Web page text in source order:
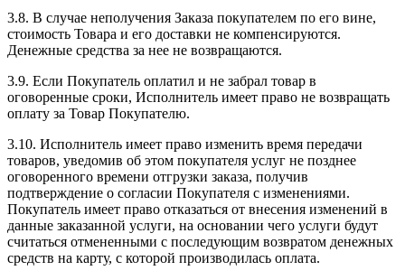
3.8. В случае неполучения Заказа покупателем по его вине,
стоимость Товара и его доставки не компенсируются.
Денежные средства за нее не возвращаются.
3.9. Если Покупатель оплатил и не забрал товар в
оговоренные сроки, Исполнитель имеет право не возвращать
оплату за Товар Покупателю.
3.10. Исполнитель имеет право изменить время передачи
товаров, уведомив об этом покупателя услуг не позднее
оговоренного времени отгрузки заказа, получив
подтверждение о согласии Покупателя с изменениями.
Покупатель имеет право отказаться от внесения изменений в
данные заказанной услуги, на основании чего услуги будут
считаться отмененными с последующим возвратом денежных
средств на карту, с которой производилась оплата.